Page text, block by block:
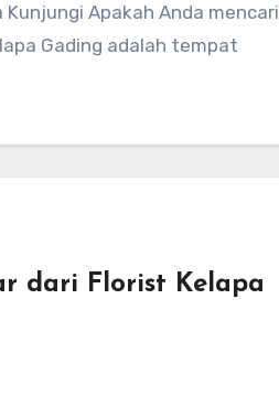
Kunjungi Apakah Anda mencari
Gading adalah tempat
dari Florist Kelapa